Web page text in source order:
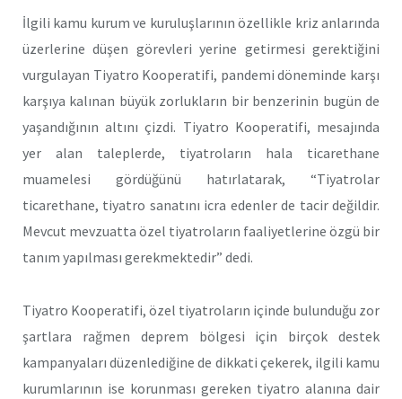
İlgili kamu kurum ve kuruluşlarının özellikle kriz anlarında
üzerlerine düşen görevleri yerine getirmesi gerektiğini
vurgulayan Tiyatro Kooperatifi, pandemi döneminde karşı
karşıya kalınan büyük zorlukların bir benzerinin bugün de
yaşandığının altını çizdi. Tiyatro Kooperatifi, mesajında
yer alan taleplerde, tiyatroların hala ticarethane
muamelesi gördüğünü hatırlatarak, “Tiyatrolar
ticarethane, tiyatro sanatını icra edenler de tacir değildir.
Mevcut mevzuatta özel tiyatroların faaliyetlerine özgü bir
tanım yapılması gerekmektedir” dedi.
Tiyatro Kooperatifi, özel tiyatroların içinde bulunduğu zor
şartlara rağmen deprem bölgesi için birçok destek
kampanyaları düzenlediğine de dikkati çekerek, ilgili kamu
kurumlarının ise korunması gereken tiyatro alanına dair